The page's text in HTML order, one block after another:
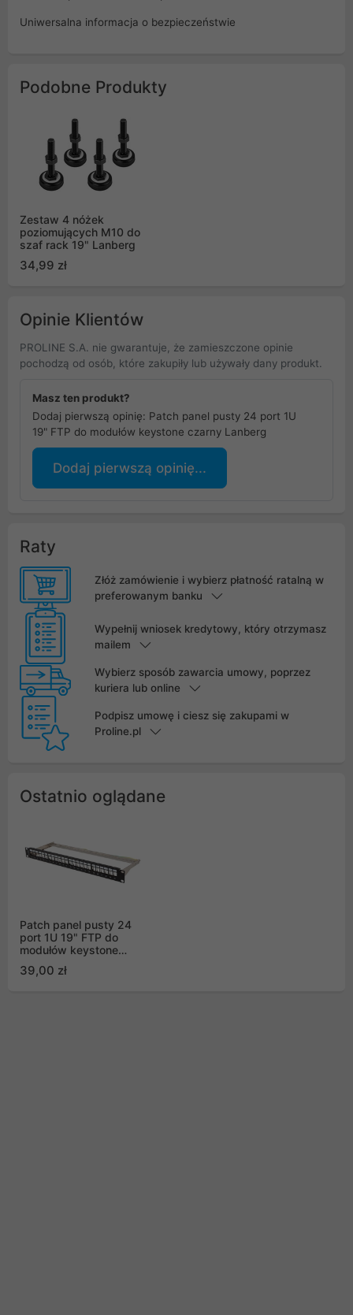
Uniwersalna informacja o bezpieczeństwie
Podobne Produkty
Zestaw 4 nóżek
poziomujących M10 do
szaf rack 19" Lanberg
34,99 zł
Opinie Klientów
PROLINE S.A. nie gwarantuje, że zamieszczone opinie
pochodzą od osób, które zakupiły lub używały dany produkt.
Masz ten produkt?
Dodaj pierwszą opinię: Patch panel pusty 24 port 1U
19" FTP do modułów keystone czarny Lanberg
Dodaj pierwszą opinię...
Raty
Złóż zamówienie i wybierz płatność ratalną w
preferowanym banku
Wypełnij wniosek kredytowy, który otrzymasz
mailem
Wybierz sposób zawarcia umowy, poprzez
kuriera lub online
Podpisz umowę i ciesz się zakupami w
Proline.pl
Ostatnio oglądane
Patch panel pusty 24
port 1U 19" FTP do
modułów keystone
39,00 zł